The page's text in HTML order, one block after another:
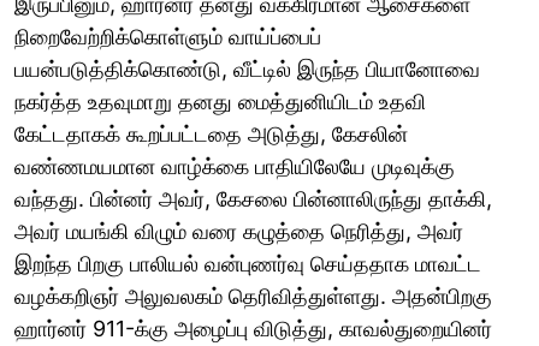
நிறைவேற்றிக்கொள்ளும் வாய்ப்பைப்
பயன்படுத்திக்கொண்டு, வீட்டில் இருந்த பியானோவை
நகர்த்த உதவுமாறு தனது மைத்துனியிடம் உதவி
கேட்டதாகக் கூறப்பட்டதை அடுத்து, கேசலின்
வண்ணமயமான வாழ்க்கை பாதியிலேயே முடிவுக்கு
வந்தது. பின்னர் அவர், கேசலை பின்னாலிருந்து தாக்கி,
அவர் மயங்கி விழும் வரை கழுத்தை நெரித்து, அவர்
இறந்த பிறகு பாலியல் வன்புணர்வு செய்ததாக மாவட்ட
வழக்கறிஞர் அலுவலகம் தெரிவித்துள்ளது. அதன்பிறகு
ஹார்னர் 911-க்கு அழைப்பு விடுத்து, காவல்துறையினர்